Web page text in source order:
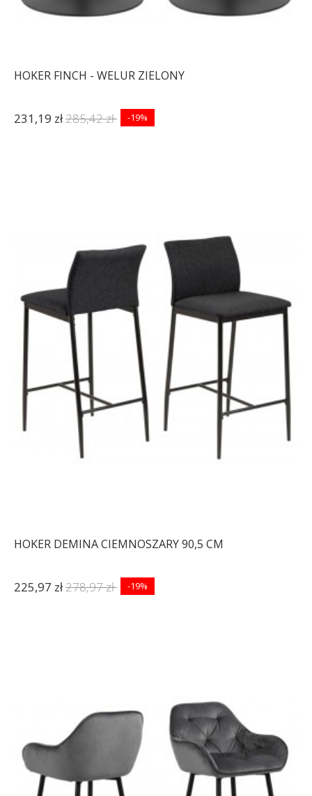
HOKER FINCH - WELUR ZIELONY
231,19 zł285,42 zł -19%
HOKER DEMINA CIEMNOSZARY 90,5 CM
225,97 zł278,97 zł -19%